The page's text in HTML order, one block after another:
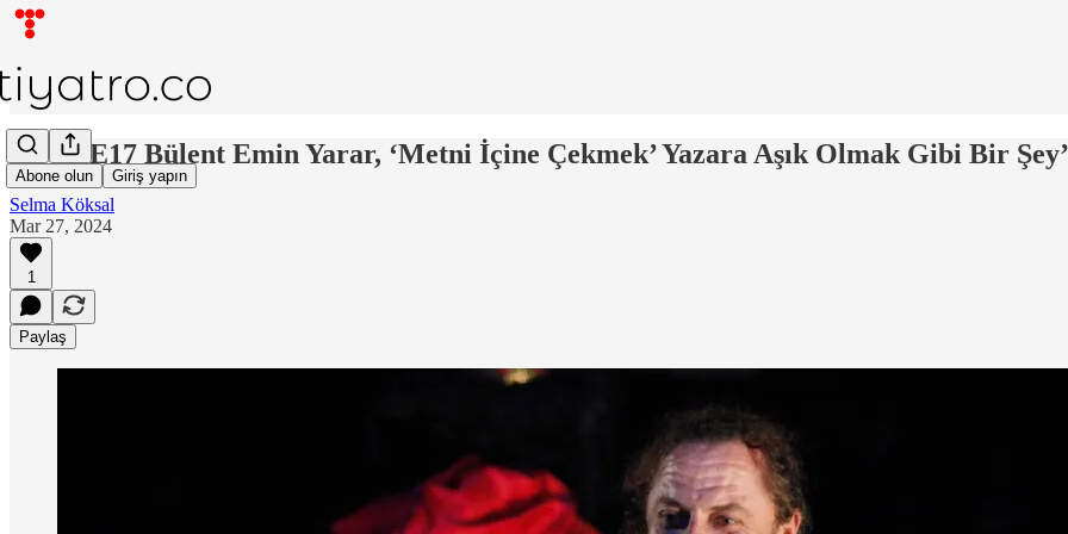
Abone olun Giriş yapın
DD:S6E17 Bülent Emin Yarar, ‘Metni İçine Çekmek’ Yazara Aşık Olmak Gibi Bir Şey’
Selma Köksal
Mar 27, 2024
1
Paylaş